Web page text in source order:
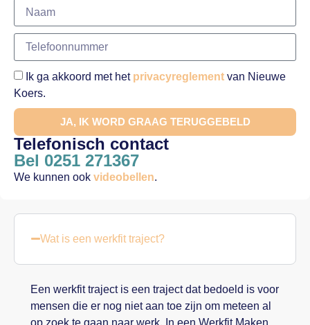
Wat is een werkfit traject?
Een werkfit traject is een traject dat bedoeld is voor
mensen die er nog niet aan toe zijn om meteen al
op zoek te gaan naar werk. In een Werkfit Maken
Ik ga akkoord met het privacyreglement van Nieuwe
Koers.
JA, IK WORD GRAAG TERUGGEBELD
Telefonisch contact
Bel 0251 271367
We kunnen ook videobellen.